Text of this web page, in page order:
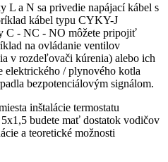
L a N sa privedie napájací kábel s
kábel typu CYKY-J
C - NC - NO môžete pripojiť
na ovládanie ventilov
v rozdeľovači kúrenia) alebo ich
elektrického / plynového kotla
bezpotenciálovým signálom.
inštalácie termostatu
budete mať dostatok vodičov
a teoretické možnosti